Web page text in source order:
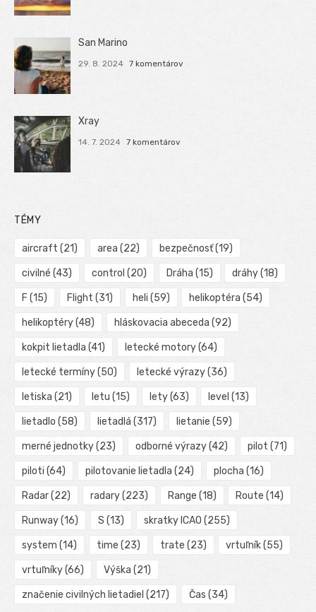
San Marino
29. 8. 2024 7 komentárov
Xray
14. 7. 2024 7 komentárov
TÉMY
aircraft (21) area (22) bezpečnosť(19)
civilné (43) control (20) Dráha (15) dráhy(18)
F (15) Flight (31) heli (59) helikoptéra (54)
helikoptéry(48) hláskovacia abeceda (92)
kokpit lietadla (41) letecké motory(64)
letecké termíny(50) letecké výrazy(36)
letiska (21) letu (15) lety(63) level (13)
lietadlo (58) lietadlá (317) lietanie (59)
merné jednotky(23) odborné výrazy(42) pilot (71)
piloti (64) pilotovanie lietadla (24) plocha (16)
Radar(22) radary(223) Range (18) Route (14)
Runway(16) S (13) skratky ICAO (255)
system (14) time (23) trate (23) vrtuľník(55)
vrtuľníky(66) Výška (21)
značenie civilných lietadiel (217) Čas (34)